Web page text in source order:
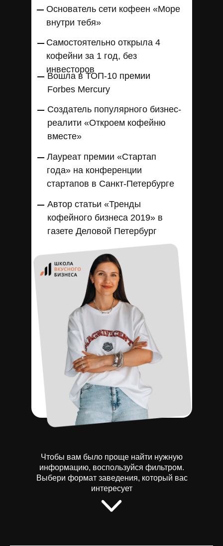
Чтобы вам было проще найти нужную
информацию, воспользуйся фильтром.
Выбери формат заведения, который вас
интересует
Основатель сети кофеен «Море
внутри тебя»
Самостоятельно открыла 4
кофейни за 1 год, без
инвесторов
Вошла в ТОП-10 премии
Forbes Mercury
Создатель популярного бизнес-
реалити «Откроем кофейню
вместе»
Лауреат премии «Стартап
года» на конференции
стартапов в Санкт-Петербурге
Автор статьи «Тренды
кофейного бизнеса 2019» в
газете Деловой Петербург